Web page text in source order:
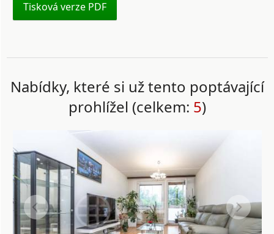
Tisková verze PDF
Nabídky, které si už tento poptávající
prohlížel (celkem: 5)